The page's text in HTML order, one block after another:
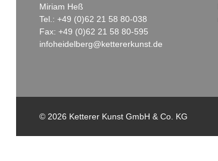
Miriam Heß
Tel.: +49 (0)62 21 58 80-038
Fax: +49 (0)62 21 58 80-595
infoheidelberg@kettererkunst.de
© 2026 Ketterer Kunst GmbH & Co. KG